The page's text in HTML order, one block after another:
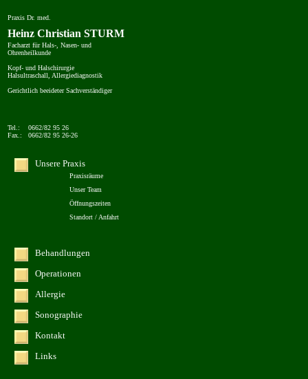
Praxis Dr. med.
Heinz Christian STURM
Facharzt für Hals-, Nasen- und
Ohrenheilkunde
Kopf- und Halschirurgie
Halsultraschall, Allergiediagnostik
Gerichtlich beeideter Sachverständiger
Tel.:
Fax.:
0662/82 95 26
0662/82 95 26-26
Unsere Praxis
Praxisräume
Unser Team
Öffnungszeiten
Standort / Anfahrt
Behandlungen
Operationen
Allergie
Sonographie
Kontakt
Links